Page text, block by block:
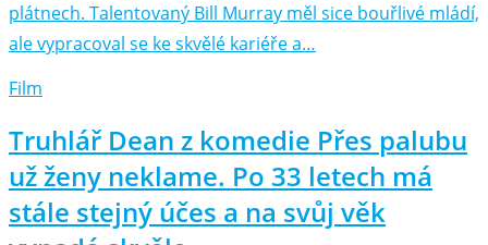
plátnech. Talentovaný Bill Murray měl sice bouřlivé mládí,
ale vypracoval se ke skvělé kariéře a…
Film
Truhlář Dean z komedie Přes palubu
už ženy neklame. Po 33 letech má
stále stejný účes a na svůj věk